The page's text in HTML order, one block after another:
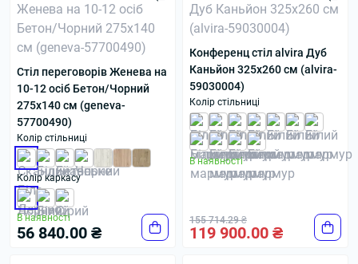
Стіл переговорів Женева на
10-12 осіб Бетон/Чорний
275x140 см (geneva-
57700490)
Колір стільниці
Колір каркасу
В наявності
56 840.00 ₴
Конференц стіл alvira Дуб
Каньйон 325x260 см (alvira-
59030004)
Колір стільниці
В наявності
155 714.29 ₴
119 900.00 ₴